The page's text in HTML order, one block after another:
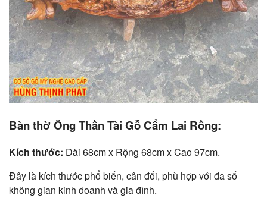
Bàn thờ Ông Thần Tài Gỗ Cẩm Lai Rồng:
Kích thước: Dài 68cm x Rộng 68cm x Cao 97cm.
Đây là kích thước phổ biến, cân đối, phù hợp với đa số
không gian kinh doanh và gia đình.